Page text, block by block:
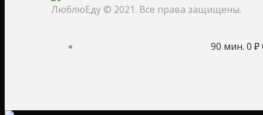
ЛюблюЕду © 2021. Все права защищены.
90 мин. 0 ₽